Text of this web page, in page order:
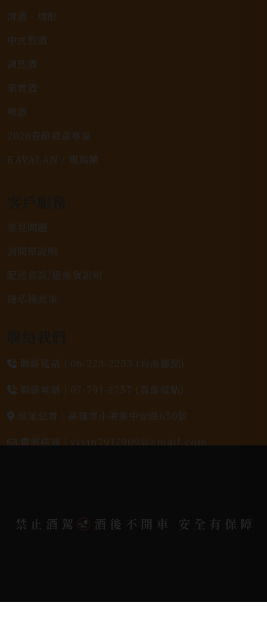
清酒、燒酎
中式烈酒
調烈酒
果實酒
啤酒
2026春節禮盒專區
KAVALAN / 噶瑪蘭
常見問題
詢問單說明
配送資訊/退換貨說明
隱私權政策
聯絡電話 | 06-223-2253 (台南據點)
聯絡電話 | 07-791-2757 (高雄據點)
地址位置 | 高雄市小港區中安路650號
電郵信箱 | yixin7917909@gmail.com
2026. All rights reserved.
Designed By
Bondlink
禁止酒駕 酒後不開車 安全有保障